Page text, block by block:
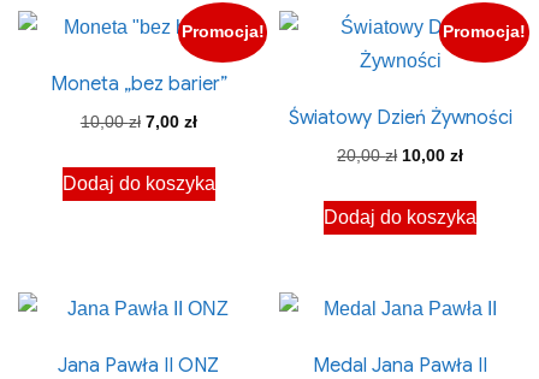
Promocja!
Moneta „bez barier”
10,00zł Pierwotna
wynosiła:
7,00 złAktualna
wynosi:
Dodaj do koszyka
Promocja!
Światowy Dzień Żywności
20,00zł Pierwotna
wynosiła:
10,00złAktualna
wynosi:
Dodaj do koszyka
Jana Pawła II ONZ Medal Jana Pawła II